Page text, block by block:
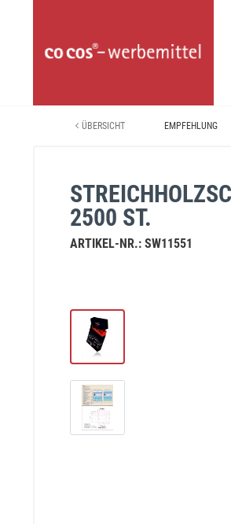
ÜBERSICHT EMPFEHLUNG
2500 ST.
ARTIKEL-NR.: SW11551